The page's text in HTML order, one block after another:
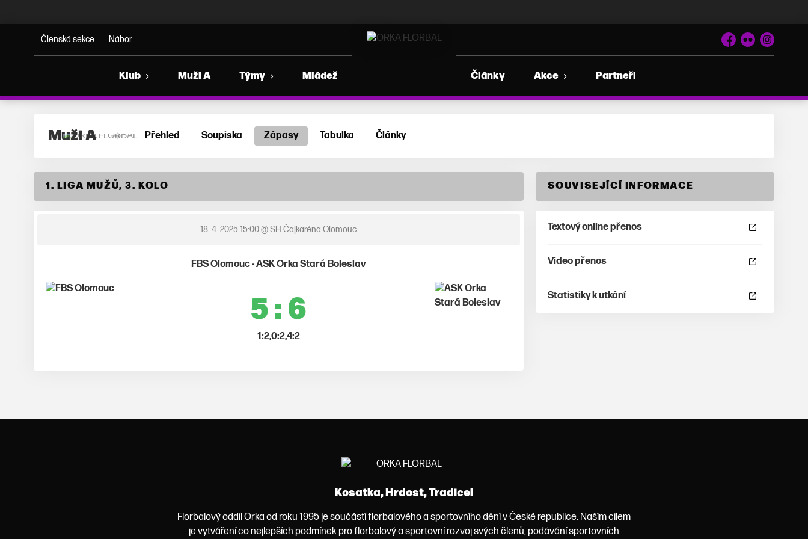
Členská sekce Nábor Facebook
Flickr Instagram
Klub Muži A Týmy Mládež Články Akce Partneři
Muži A Přehled Soupiska Zápasy Tabulka Články
1. LIGA MUŽŮ, 3. KOLO
18. 4. 2025 15:00@ SH Čajkaréna Olomouc
FBS Olomouc - ASK Orka Stará Boleslav
5 : 6
1:2,0:2,4:2
SOUVISEJÍCÍ INFORMACE
Textový online přenos
Video přenos
Statistiky k utkání
Kosatka, Hrdost, Tradice!
Florbalový oddíl Orka od roku 1995 je součástí florbalového a sportovního dění v České republice. Naším cílem
je vytváření co nejlepších podmínek pro florbalový a sportovní rozvoj svých členů, podávání sportovních